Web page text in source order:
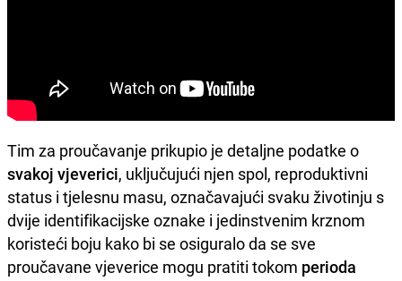
Tim za proučavanje prikupio je detaljne podatke o
svakoj vjeverici, uključujući njen spol, reproduktivni
status i tjelesnu masu, označavajući svaku životinju s
dvije identifikacijske oznake i jedinstvenim krznom
koristeći boju kako bi se osiguralo da se sve
proučavane vjeverice mogu pratiti tokom perioda